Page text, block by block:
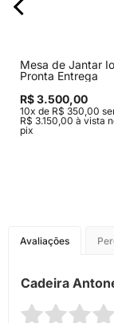
Mesa de Jantar
Pronta Entrega
R$ 3.500,00
10x de R$ 350,00
R$ 3.150,00 à vista
pix
Avaliações
Cadeira